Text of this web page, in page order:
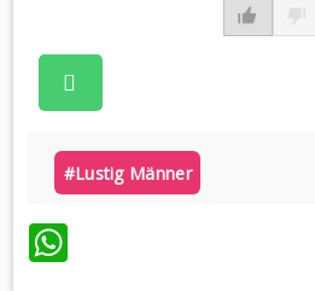
#lustig Männer
WhatsApp